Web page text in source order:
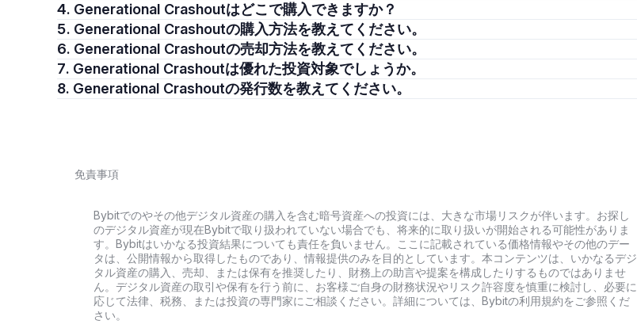
4. Generational Crashoutはどこで購入できますか？
5. Generational Crashoutの購入方法を教えてください。
6. Generational Crashoutの売却方法を教えてください。
7. Generational Crashoutは優れた投資対象でしょうか。
8. Generational Crashoutの発行数を教えてください。
免責事項
Bybitでのやその他デジタル資産の購入を含む暗号資産への投資には、大きな市場リスクが伴います。お探し
のデジタル資産が現在Bybitで取り扱われていない場合でも、将来的に取り扱いが開始される可能性がありま
す。Bybitはいかなる投資結果についても責任を負いません。ここに記載されている価格情報やその他のデー
タは、公開情報から取得したものであり、情報提供のみを目的としています。本コンテンツは、いかなるデジ
タル資産の購入、売却、または保有を推奨したり、財務上の助言や提案を構成したりするものではありませ
ん。デジタル資産の取引や保有を行う前に、お客様ご自身の財務状況やリスク許容度を慎重に検討し、必要に
応じて法律、税務、または投資の専門家にご相談ください。詳細については、Bybitの利用規約をご参照くだ
さい。